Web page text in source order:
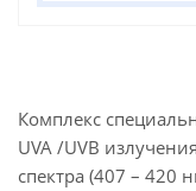
Комплекс
UVA /UVB
спектра (407 – 420